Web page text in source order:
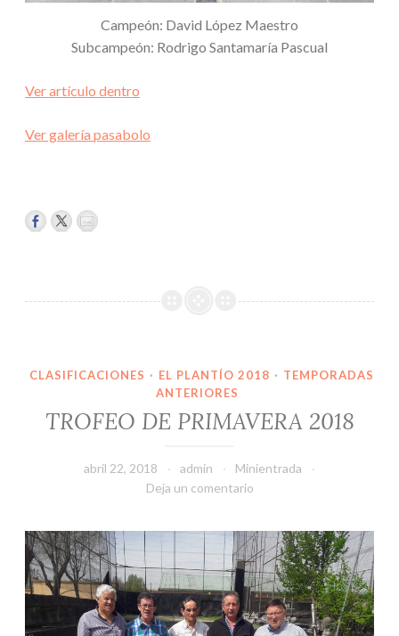
Campeón: David López Maestro
Subcampeón: Rodrigo Santamaría Pascual
Ver artículo dentro
Ver galería pasabolo
CLASIFICACIONES · EL PLANTÍO 2018 · TEMPORADAS
ANTERIORES
TROFEO DE PRIMAVERA 2018
abril 22, 2018 admin
Minientrada
Deja un comentario